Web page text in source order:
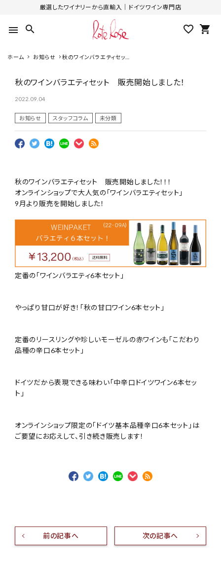
厳選したワイナリーから直輸入｜ドイツワイン専門店
menu search favorite_outline shopping_cart
ホーム お知らせ
秋のワインバラエティセッ
秋のワインバラエティセット 販売開始しました！
2022.09.04
お知らせ スタッフコラム 未分類
秋のワインバラエティセット 販売開始しました！！！
オンラインショップで大人気の「ワインバラエティセット」
9月より販売を開始しました！
定番の「ワインバラエティ6本セット」
やっぱり甘口が好き！「秋の甘口ワイン6本セット」
定番のリースリングや珍しいモーゼルの赤ワインも「こだわり
品種の辛口6本セット」
ドイツだから表現できる味わい「中辛口ドイツワイン6本セッ
ト」
オンラインショップ限定の「ドイツ基本品種辛口6本セット」は
ご要望にお応えして、引き続き販売します！
前の記事へ 次の記事へ